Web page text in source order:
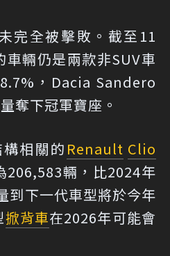
完全被擊敗。截至11
車輛仍是兩款非SUV車
，Dacia Sandero
奪下冠軍寶座。
相關的 Renault Clio
206,583輛，比2024年
到下一代車型將於今年
掀背車在2026年可能會